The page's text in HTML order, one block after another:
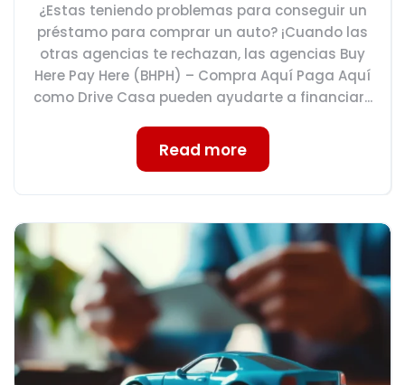
¿Estas teniendo problemas para conseguir un
préstamo para comprar un auto? ¡Cuando las
otras agencias te rechazan, las agencias Buy
Here Pay Here (BHPH) – Compra Aquí Paga Aquí
como Drive Casa pueden ayudarte a financiar...
Read more